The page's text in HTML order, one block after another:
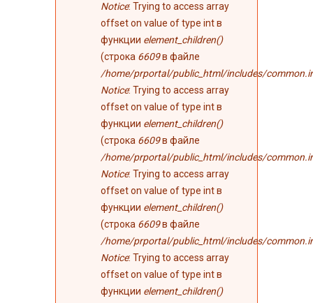
Notice: Trying to access array
offset on value of type int в
функции element_children()
(строка 6609в файле
/home/prportal/public_html/includes/
Notice: Trying to access array
offset on value of type int в
функции element_children()
(строка 6609в файле
/home/prportal/public_html/includes/
Notice: Trying to access array
offset on value of type int в
функции element_children()
(строка 6609в файле
/home/prportal/public_html/includes/
Notice: Trying to access array
offset on value of type int в
функции element_children()